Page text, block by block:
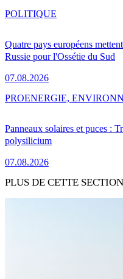
Quatre pays européens
Russie pour l'Ossétie du Sud
07.08.2026
POLITIQUE
Panneaux solaires et puces :
polysilicium
07.08.2026
PROENERGIE,
PLUS DE CETTE SECTION